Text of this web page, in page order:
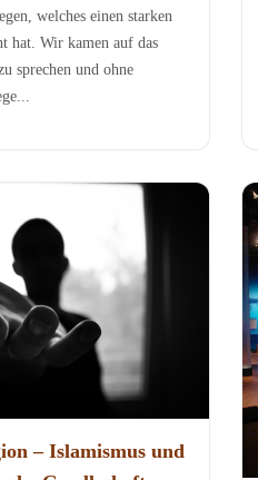
welches einen starken
hat. Wir kamen auf das
sprechen und ohne
– Islamismus und